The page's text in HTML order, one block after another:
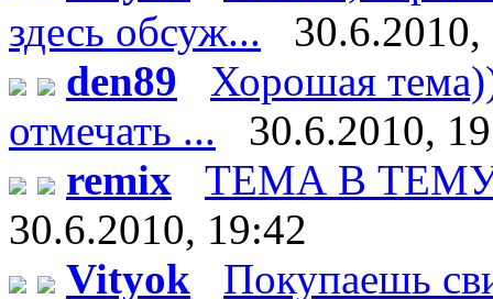
здесь обсуж...
den89
Хорошая
отмечать ...
30.6.2010,
remix
ТЕМА В ТЕМУ!!!
30.6.2010, 19:42
Vityok
Покупаешь